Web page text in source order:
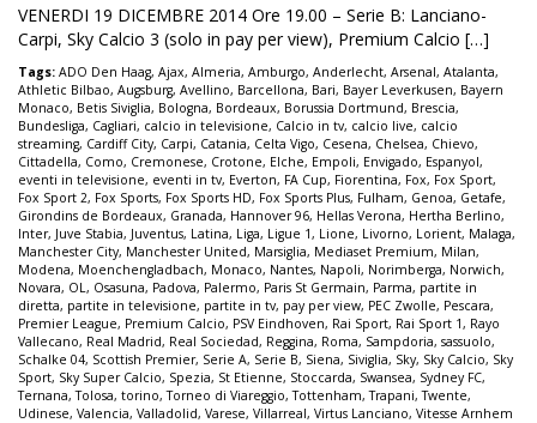
VENERDI 19 DICEMBRE 2014 Ore 19.00 – Serie B: Lanciano-
Carpi, Sky Calcio 3 (solo in pay per view), Premium Calcio […]
Tags: ADO Den Haag, Ajax, Almeria, Amburgo, Anderlecht, Arsenal, Atalanta,
Athletic Bilbao, Augsburg, Avellino, Barcellona, Bari, Bayer Leverkusen, Bayern
Monaco, Betis Siviglia, Bologna, Bordeaux, Borussia Dortmund, Brescia,
Bundesliga, Cagliari, calcio in televisione, Calcio in tv, calcio live, calcio
streaming, Cardiff City, Carpi, Catania, Celta Vigo, Cesena, Chelsea, Chievo,
Cittadella, Como, Cremonese, Crotone, Elche, Empoli, Envigado, Espanyol,
eventi in televisione, eventi in tv, Everton, FA Cup, Fiorentina, Fox, Fox Sport,
Fox Sport 2, Fox Sports, Fox Sports HD, Fox Sports Plus, Fulham, Genoa, Getafe,
Girondins de Bordeaux, Granada, Hannover 96, Hellas Verona, Hertha Berlino,
Inter, Juve Stabia, Juventus, Latina, Liga, Ligue 1, Lione, Livorno, Lorient, Malaga,
Manchester City, Manchester United, Marsiglia, Mediaset Premium, Milan,
Modena, Moenchengladbach, Monaco, Nantes, Napoli, Norimberga, Norwich,
Novara, OL , Osasuna, Padova, Palermo, Paris St Germain, Parma, partite in
diretta, partite in televisione, partite in tv, pay per view, PEC Zwolle, Pescara,
Premier League, Premium Calcio, PSV Eindhoven, Rai Sport, Rai Sport 1, Rayo
Vallecano, Real Madrid, Real Sociedad, Reggina, Roma, Sampdoria, sassuolo,
Schalke 04, Scottish Premier, Serie A, Serie B, Siena, Siviglia, Sky, Sky Calcio, Sky
Sport, Sky Super Calcio, Spezia, St Etienne, Stoccarda, Swansea, Sydney FC,
Ternana,Tolosa, torino,Torneo di Viareggio,Tottenham,Trapani,Twente,
Udinese, Valencia, Valladolid, Varese, Villarreal, Virtus Lanciano, Vitesse Arnhem